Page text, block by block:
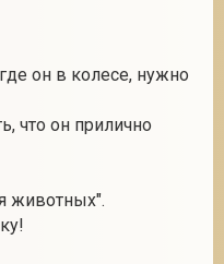
он в колесе, нужно
что он прилично
животных".